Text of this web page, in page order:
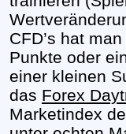
CFD’s hat
Punkte oder
einer kleinen
das Forex
Marketindex